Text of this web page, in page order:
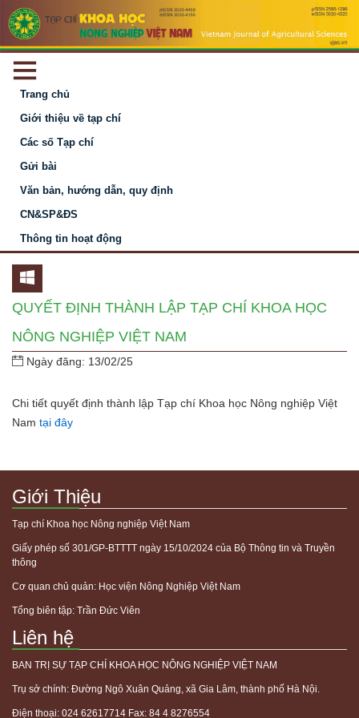
Trang chủ
Giới thiệu về tạp chí
Các số Tạp chí
Gửi bài
Văn bản, hướng dẫn, quy định
CN&SP&ĐS
Thông tin hoạt động
QUYẾT ĐỊNH THÀNH LẬP TẠP CHÍ KHOA HỌC
NÔNG NGHIỆP VIỆT NAM
Ngày đăng: 13/02/25
Chi tiết quyết định thành lập Tạp chí Khoa học Nông nghiệp Việt
Nam tại đây
Giới Thiệu
Tạp chí Khoa học Nông nghiệp Việt Nam
Giấy phép số 301/GP-BTTTT ngày 15/10/2024 của Bộ Thông tin và Truyền
thông
Cơ quan chủ quản: Học viện Nông Nghiệp Việt Nam
Tổng biên tập: Trần Đức Viên
Liên hệ
BAN TRỊ SỰ TẠP CHÍ KHOA HỌC NÔNG NGHIỆP VIỆT NAM
Trụ sở chính: Đường Ngô Xuân Quảng, xã Gia Lâm, thành phố Hà Nội.
Điện thoại: 024 62617714 Fax: 84 4 8276554